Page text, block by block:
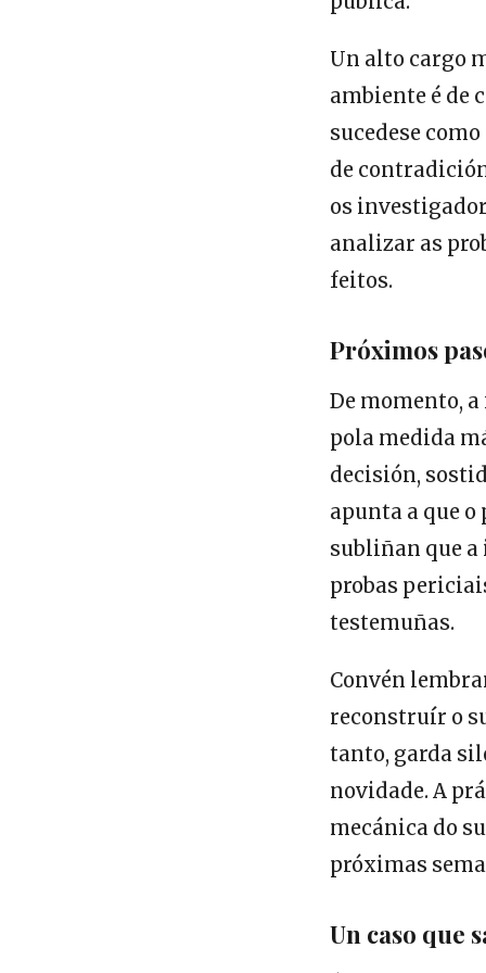
Un alto cargo
ambiente é de
sucedese
de
os
analizar as
feitos.
Próximos
De momento,
pola medida
decisión,
apunta a que
subliñan que a
probas
testemuñas.
Convén
reconstruír o
tanto, garda
novidade. A
mecánica do
próximas
Un caso que